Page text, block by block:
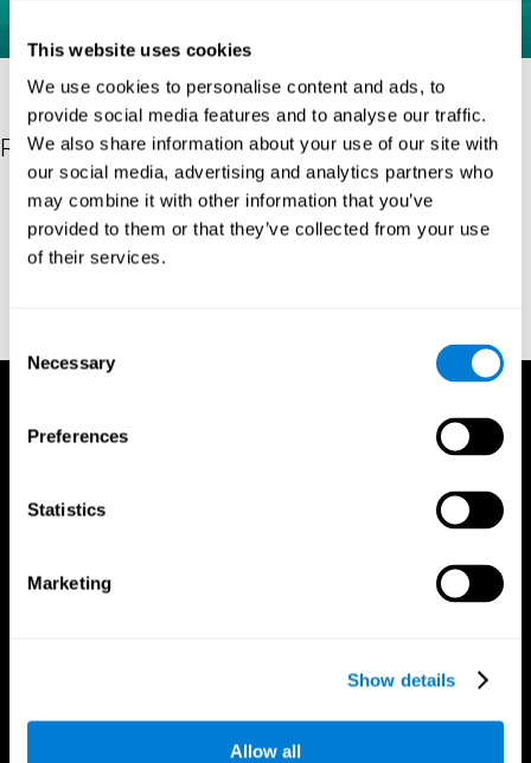
This website uses cookies
We use cookies to personalise content and ads, to
provide social media features and to analyse our traffic.
We also share information about your use of our site with
our social media, advertising and analytics partners who
may combine it with other information that you’ve
provided to them or that they’ve collected from your use
of their services.
Selection
Necessary
Preferences
Statistics
Marketing
Show details
Allow all
Referenties
Raven, J. C. (1936). Mental tests used in genetic studies: The
performance of related individuals on tests mainly educative and
mainly reproductive. MSc Thesis, University of London.